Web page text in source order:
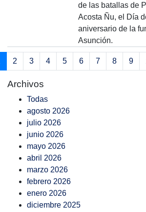
de las batallas de
Acosta Ñu, el Día
aniversario de la
Asunción.
2 3 4 5 6 7 8 9
Archivos
Todas
agosto 2026
julio 2026
junio 2026
mayo 2026
abril 2026
marzo 2026
febrero 2026
enero 2026
diciembre 2025